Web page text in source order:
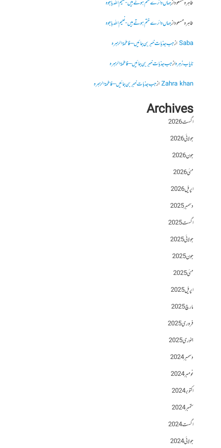
طاہرہ مسعودازجہاں دائرے ختم ہوتے ہیں- نعیم اللہ باجوہ
طاہرہ مسعودازجہاں دائرے ختم ہوتے ہیں- نعیم اللہ باجوہ
Sabaازجب جذبات خبر بن جائیں – فاطمۃالزہرہ
نایاب زہرہازجب جذبات خبر بن جائیں – فاطمۃالزہرہ
Zahra khanازجب جذبات خبر بن جائیں – فاطمۃالزہرہ
Archives
اگست 2026
جولائی 2026
جون 2026
مئی 2026
اپریل 2026
دسمبر 2025
اگست 2025
جولائی 2025
جون 2025
مئی 2025
اپریل 2025
مارچ 2025
فروری 2025
جنوری 2025
دسمبر 2024
نومبر 2024
اکتوبر 2024
ستمبر 2024
اگست 2024
جولائی 2024